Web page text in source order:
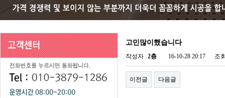
고민많이했습니다
작성자 2층 16-10-28 20:17 조
이전글 다음글